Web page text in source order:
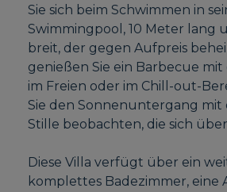
Sie sich beim Schwimmen in
Swimmingpool, 10 Meter lang
breit, der gegen Aufpreis
genießen Sie ein Barbecue mit
im Freien oder im Chill-out-
Sie den Sonnenuntergang mit
Stille beobachten, die sich
Diese Villa verfügt über ein
komplettes Badezimmer,